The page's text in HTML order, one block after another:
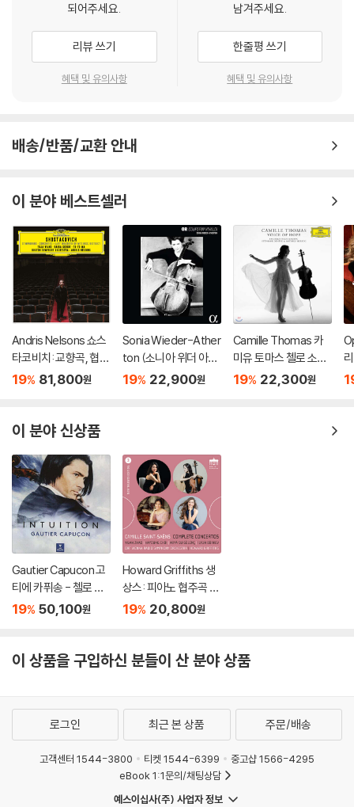
되어주세요.
리뷰 쓰기
혜택 및 유의사항
남겨주세요.
한줄평 쓰기
혜택 및 유의사항
배송/반품/교환 안내
이 분야 베스트셀러
Andris Nelsons 쇼스
타코비치: 교향곡, 협주
곡 (Shostakovich: S
of Mtsensk District)
19% 81,800원
Sonia Wieder-Ather
ton (소니아 위더 아서
톤) - 빛 (Or’ (light))
19% 22,900원
Camille Thomas 카
미유 토마스 첼로 소품
집 (Voice Of Hope)
19% 22,300원
이 분야 신상품
Gautier Capucon 고
티에 카퓌송 - 첼로 소
품집 '인투이션' (Intuiti
19% 50,100원
Howard Griffiths 생
상스: 피아노 협주곡 1
번, 첼로 협주곡 1번, '동
o No.1, Cello Concer
19% 20,800원
이 상품을 구입하신 분들이 산 분야 상품
로그인 최근 본 상품 주문/배송
고객센터 1544-3800 티켓 1544-6399
중고샵 1566-4295
eBook 1:1문의/채팅상담
예스이십사(주) 사업자 정보